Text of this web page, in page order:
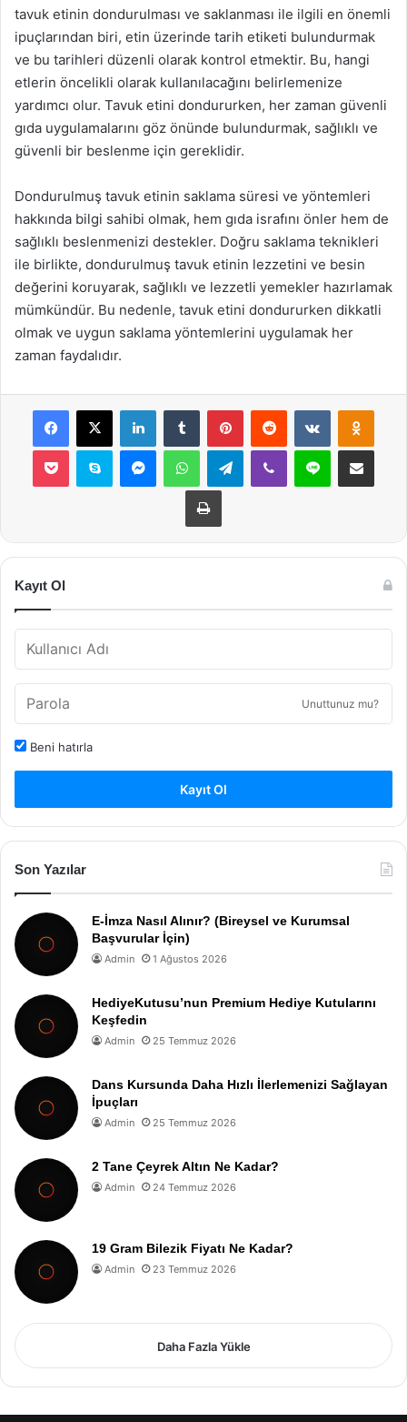
tavuk etinin dondurulması ve saklanması ile ilgili en önemli
ipuçlarından biri, etin üzerinde tarih etiketi bulundurmak
ve bu tarihleri düzenli olarak kontrol etmektir. Bu, hangi
etlerin öncelikli olarak kullanılacağını belirlemenize
yardımcı olur. Tavuk etini dondururken, her zaman güvenli
gıda uygulamalarını göz önünde bulundurmak, sağlıklı ve
güvenli bir beslenme için gereklidir.
Dondurulmuş tavuk etinin saklama süresi ve yöntemleri
hakkında bilgi sahibi olmak, hem gıda israfını önler hem de
sağlıklı beslenmenizi destekler. Doğru saklama teknikleri
ile birlikte, dondurulmuş tavuk etinin lezzetini ve besin
değerini koruyarak, sağlıklı ve lezzetli yemekler hazırlamak
mümkündür. Bu nedenle, tavuk etini dondururken dikkatli
olmak ve uygun saklama yöntemlerini uygulamak her
zaman faydalıdır.
Facebook
X LinkedInTumblr PinterestReddit VKontakte
Pocket Skype MessengerWhatsAppTelegramViber Line E-Posta ile
Yazdır
Kayıt Ol
Unuttunuz mu?
Beni hatırla
Kayıt Ol
Son Yazılar
E-İmza Nasıl Alınır? (Bireysel ve Kurumsal
Başvurular İçin)
Admin 1 Ağustos 2026
HediyeKutusu’nun Premium Hediye Kutularını
Keşfedin
Admin 25 Temmuz 2026
Dans Kursunda Daha Hızlı İlerlemenizi Sağlayan
İpuçları
Admin 25 Temmuz 2026
2 Tane Çeyrek Altın Ne Kadar?
Admin 24 Temmuz 2026
19 Gram Bilezik Fiyatı Ne Kadar?
Admin 23 Temmuz 2026
Daha Fazla Yükle